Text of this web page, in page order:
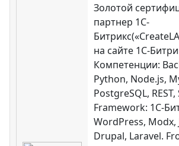
Золотой
партнер 1С-
на сайте 1С-
Компетенции:
Python, Node.js,
PostgreSQL, REST,
Framework: 1C-
WordPress, Modx,
Drupal, Laravel.